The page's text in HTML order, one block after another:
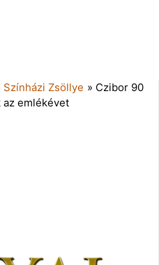
Színházi Zsöllye » Czibor 90
az emlékévet